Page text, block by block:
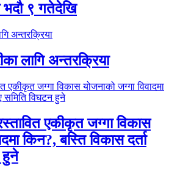
९ गतेदेखि
लागि अन्तरक्रिया
एकीकृत जग्गा विकास
किन?, बस्ति विकास दर्ता
हुने